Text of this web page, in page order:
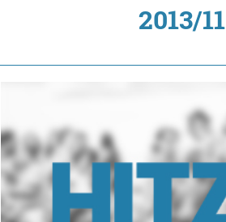
2013/11